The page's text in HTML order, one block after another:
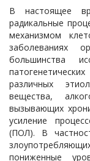
В настоящее
радикальные
механизмом
заболеваниях
большинства
различных
вещества,
вызывающих
усиление
(ПОЛ). В
пониженные